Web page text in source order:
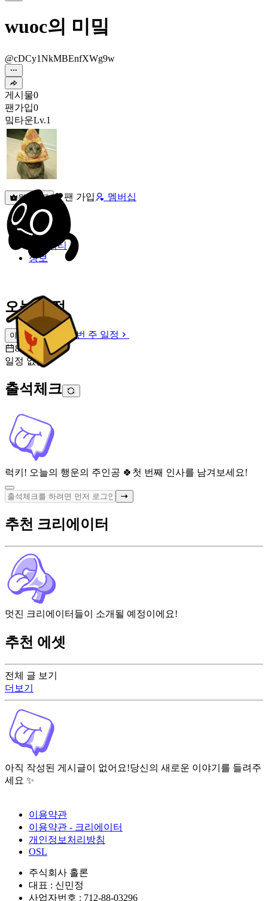
wuoc의 미밐
@cDCy1NkMBEnfXWg9w
게시물0
팬가입0
밐타운Lv.1
원픽선택 팬 가입 멤버십
밐타운
피드
커뮤니티
정보
오늘 일정
이번 주 일정
이번 주 일정
8월 9일 [일]
일정 없음
출석체크
럭키! 오늘의 행운의 주인공 🍀 첫 번째 인사를 남겨보세요!
전체 글 보기
더보기
아직 작성된 게시글이 없어요!당신의 새로운 이야기를 들려주
세요 ✨
추천 크리에이터
멋진 크리에이터들이 소개될 예정이에요!
추천 에셋
이용약관
이용약관 - 크리에이터
개인정보처리방침
OSL
주식회사 홀론
대표 : 신민정
사업자번호 : 712-88-03296